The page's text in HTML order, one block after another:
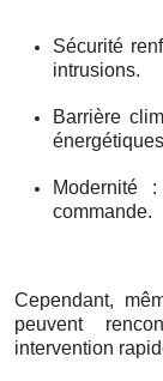
Sécurité
intrusions.
Barrière
Modernité
commande.
Cependant,
peuvent
intervention